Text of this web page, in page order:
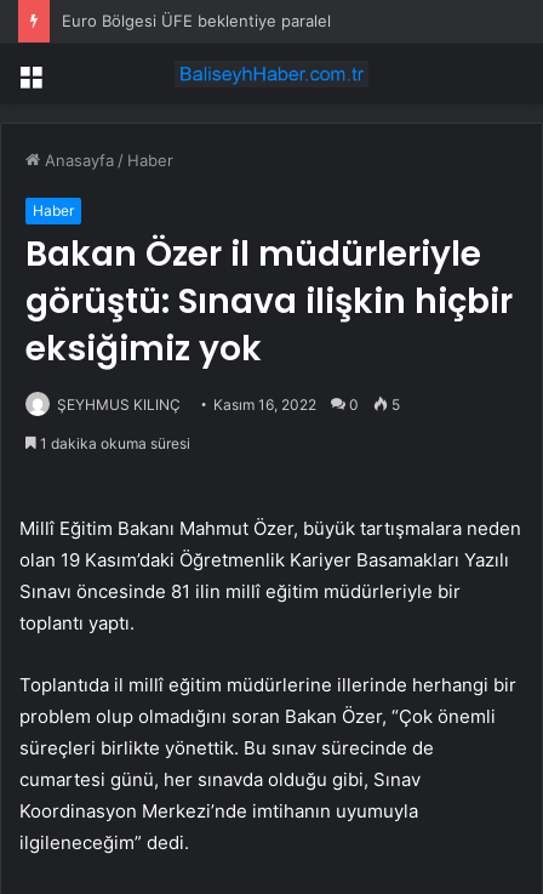
Euro Bölgesi ÜFE beklentiye paralel
Menü
Anasayfa / Haber
Haber
Bakan Özer il müdürleriyle
görüştü: Sınava ilişkin hiçbir
eksiğimiz yok
ŞEYHMUS KILINÇ Kasım 16, 2022 0 5
1 dakika okuma süresi
Millî Eğitim Bakanı Mahmut Özer, büyük tartışmalara neden
olan 19 Kasım’daki Öğretmenlik Kariyer Basamakları Yazılı
Sınavı öncesinde 81 ilin millî eğitim müdürleriyle bir
toplantı yaptı.
Toplantıda il millî eğitim müdürlerine illerinde herhangi bir
problem olup olmadığını soran Bakan Özer, “Çok önemli
süreçleri birlikte yönettik. Bu sınav sürecinde de
cumartesi günü, her sınavda olduğu gibi, Sınav
Koordinasyon Merkezi’nde imtihanın uyumuyla
ilgileneceğim” dedi.